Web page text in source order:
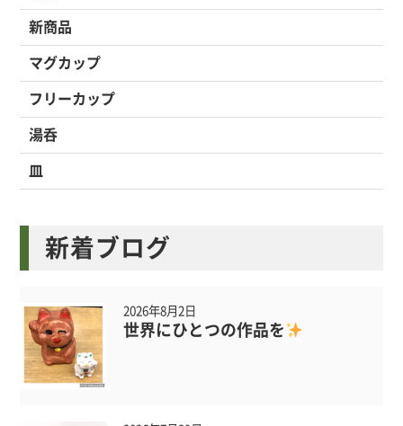
新商品
マグカップ
フリーカップ
湯呑
皿
新着ブログ
2026年8月2日
世界にひとつの作品を